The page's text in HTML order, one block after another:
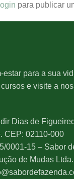
login para publicar
estar para a sua
e visite a
Dias de
CEP: 02110-000
0001-15 – Sabor
de Mudas Ltda.